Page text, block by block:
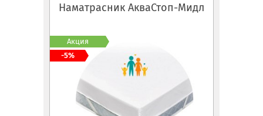
Наматрасник АкваСтоп-Мидл
Акция
-5%